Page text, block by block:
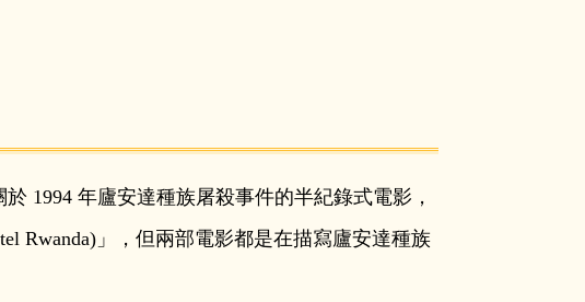
1994 年廬安達種族屠殺事件的半紀錄式電影，
Rwanda)」，但兩部電影都是在描寫廬安達種族